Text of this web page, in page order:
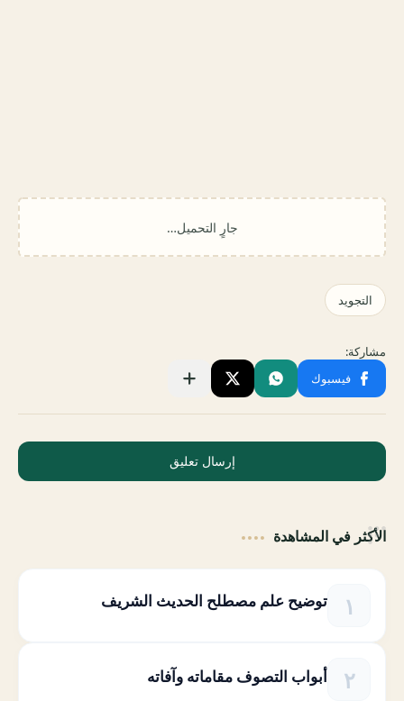
إرسال تعليق
الأكثر في المشاهدة
توضيح علم مصطلح الحديث الشريف
أبواب التصوف مقاماته وآفاته